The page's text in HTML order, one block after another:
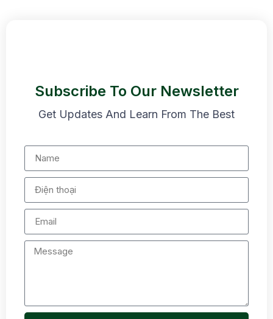
Subscribe To Our Newsletter
Get Updates And Learn From The Best